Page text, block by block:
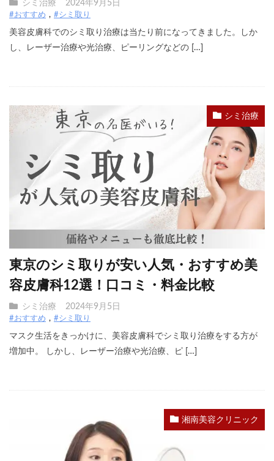
シミ治療 2024年9月5日
#おすすめ #シミ取り
美容皮膚科でのシミ取り治療は当たり前になってきました。しか
し、レーザー治療や光治療、ピーリングなどの […]
シミ治療
東京のシミ取りが安い人気・おすすめ美
容皮膚科12選！口コミ・料金比較
シミ治療 2024年9月5日
#おすすめ #シミ取り
マスク生活をきっかけに、美容皮膚科でシミ取り治療をする方が
増加中。 しかし、レーザー治療や光治療、ピ […]
湘南美容クリニック